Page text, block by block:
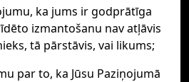
ka jums ir godprātīga
izmantošanu nav atļāvis
tā pārstāvis, vai likums;
par to, ka Jūsu Paziņojumā